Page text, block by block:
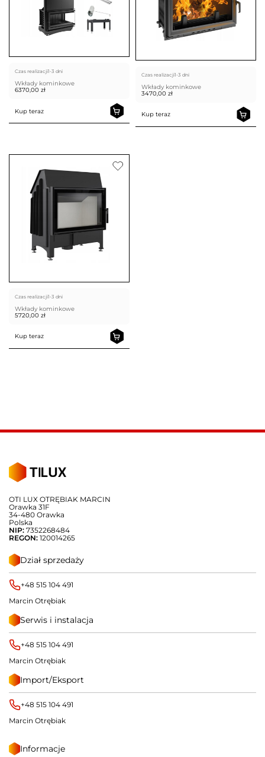
Czas realizacji1-3 dni
Wkłady kominkowe
6370,00 zł
Kup teraz
Czas realizacji1-3 dni
Wkłady kominkowe
3470,00 zł
Kup teraz
Czas realizacji1-3 dni
Wkłady kominkowe
5720,00 zł
Kup teraz
OTI LUX OTRĘBIAK MARCIN
Orawka 31F
34-480 Orawka
Polska
NIP: 7352268484
REGON: 120014265
Dział sprzedaży
+48 515 104 491
Marcin Otrębiak
Serwis i instalacja
+48 515 104 491
Marcin Otrębiak
Import/Eksport
+48 515 104 491
Marcin Otrębiak
Informacje